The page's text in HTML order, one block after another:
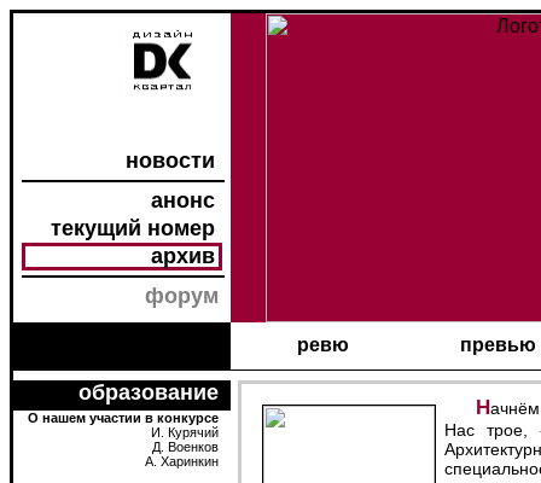
новости
анонс
текущий номер
архив
форум
ревю превью
образование
О нашем участии в конкурсе
И. Курячий
Д. Военков
А. Харинкин
Начнём с самого начала :Немножко расскажу о нас.
Нас трое,